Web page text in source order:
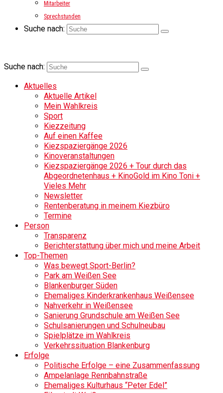
Mitarbeiter
Sprechstunden
Suche nach:
Suche nach:
Aktuelles
Aktuelle Artikel
Mein Wahlkreis
Sport
Kiezzeitung
Auf einen Kaffee
Kiezspaziergänge 2026
Kinoveranstaltungen
Kiezspaziergänge 2026 + Tour durch das
Abgeordnetenhaus + KinoGold im Kino Toni +
Vieles Mehr
Newsletter
Rentenberatung in meinem Kiezbüro
Termine
Person
Transparenz
Berichterstattung über mich und meine Arbeit
Top-Themen
Was bewegt Sport-Berlin?
Park am Weißen See
Blankenburger Süden
Ehemaliges Kinderkrankenhaus Weißensee
Nahverkehr in Weißensee
Sanierung Grundschule am Weißen See
Schulsanierungen und Schulneubau
Spielplätze im Wahlkreis
Verkehrssituation Blankenburg
Erfolge
Politische Erfolge – eine Zusammenfassung
Ampelanlage Rennbahnstraße
Ehemaliges Kulturhaus “Peter Edel”